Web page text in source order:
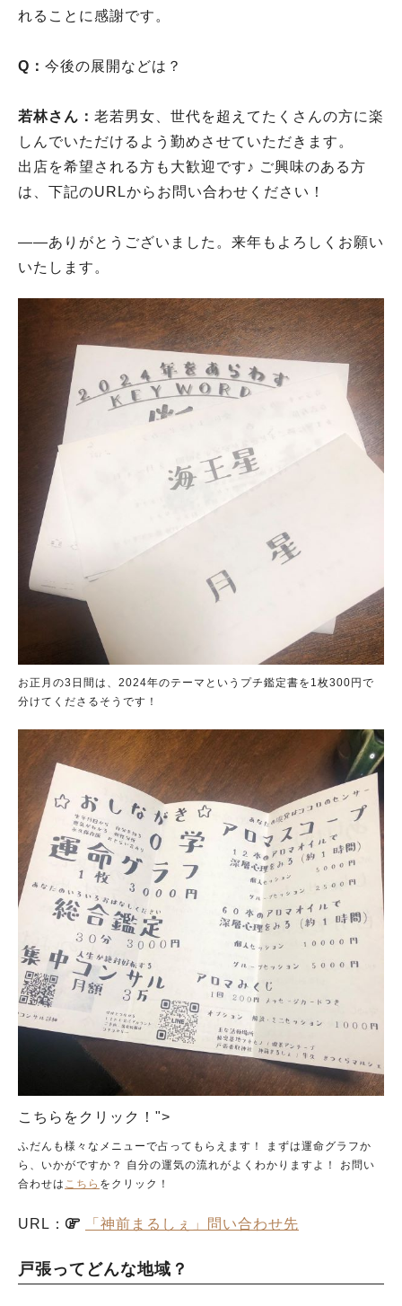
れることに感謝です。
Q： 今後の展開などは？
若林さん： 老若男女、世代を超えてたくさんの方に楽
しんでいただけるよう勤めさせていただきます。
出店を希望される方も大歓迎です♪ ご興味のある方
は、下記のURLからお問い合わせください！
――ありがとうございました。来年もよろしくお願い
いたします。
お正月の3日間は、2024年のテーマというプチ鑑定書を1枚300円で
分けてくださるそうです！
こちらをクリック！">
ふだんも様々なメニューで占ってもらえます！ まずは運命グラフか
ら、いかがですか？ 自分の運気の流れがよくわかりますよ！ お問い
合わせは こちら をクリック！
URL： 「神前まるしぇ」問い合わせ先
戸張ってどんな地域？